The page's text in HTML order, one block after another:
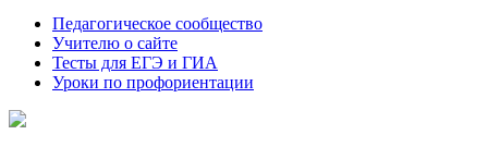
Педагогическое сообщество
Учителю о сайте
Тесты для ЕГЭ и ГИА
Уроки по профориентации